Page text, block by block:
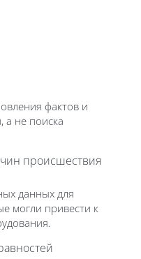
фактов и
а не поиска
происшествия
данных для
могли привести к